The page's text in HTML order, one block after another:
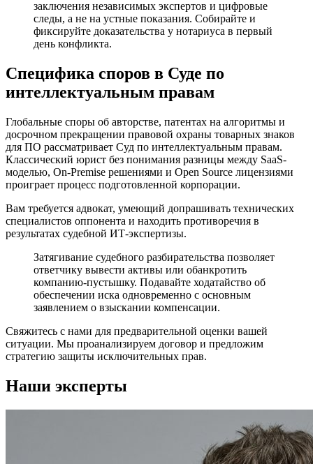
заключения независимых экспертов и цифровые
следы, а не на устные показания. Собирайте и
фиксируйте доказательства у нотариуса в первый
день конфликта.
Специфика споров в Суде по
интеллектуальным правам
Глобальные споры об авторстве, патентах на алгоритмы и
досрочном прекращении правовой охраны товарных знаков
для ПО рассматривает Суд по интеллектуальным правам.
Классический юрист без понимания разницы между SaaS-
моделью, On-Premise решениями и Open Source лицензиями
проиграет процесс подготовленной корпорации.
Вам требуется адвокат, умеющий допрашивать технических
специалистов оппонента и находить противоречия в
результатах судебной ИТ-экспертизы.
Затягивание судебного разбирательства позволяет
ответчику вывести активы или обанкротить
компанию-пустышку. Подавайте ходатайство об
обеспечении иска одновременно с основным
заявлением о взыскании компенсации.
Свяжитесь с нами для предварительной оценки вашей
ситуации. Мы проанализируем договор и предложим
стратегию защиты исключительных прав.
Наши эксперты